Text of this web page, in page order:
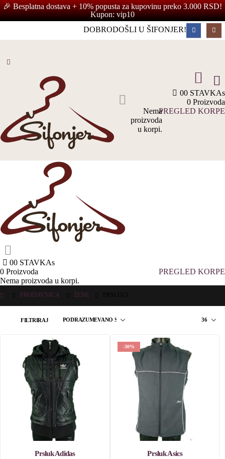
🎉 Besplatna dostava + 10% popusta za kupovinu preko 3.000 RSD!
Kupon: vip10
DOBRODOŠLI U ŠIFONJER!
00 STAVKAs
0 Proizvoda
PREGLED KORPE
Nema
proizvoda
u korpi.
00 STAVKAs
0 Proizvoda
PREGLED KORPE
Nema proizvoda u korpi.
PRODAVNICA ŽENE
FILTRIRAJ
Prsluk Adidas
-30%
Prsluk Asics